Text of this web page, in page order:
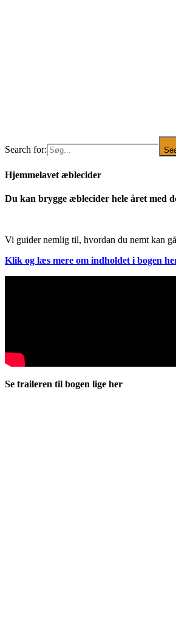
Search for:
Hjemmelavet æblecider
Du kan brygge æblecider hele året med
Vi guider nemlig til, hvordan du nemt kan
Klik og læs mere om indholdet i bogen
Se traileren til bogen lige her